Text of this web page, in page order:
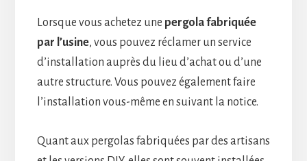
Lorsque vous achetez une pergola fabriquée
par l’usine, vous pouvez réclamer un service
d’installation auprès du lieu d’achat ou d’une
autre structure. Vous pouvez également faire
l’installation vous-même en suivant la notice.
Quant aux pergolas fabriquées par des artisans